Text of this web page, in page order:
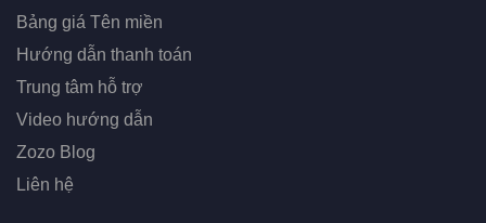
Bảng giá Tên miền
Hướng dẫn thanh toán
Trung tâm hỗ trợ
Video hướng dẫn
Zozo Blog
Liên hệ